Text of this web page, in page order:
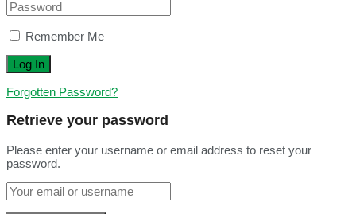
Remember Me
Forgotten Password?
Retrieve your password
Please enter your username or email address to reset your
password.